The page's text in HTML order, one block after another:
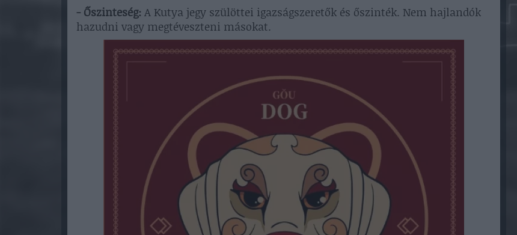
- Őszinteség: A Kutya jegy szülöttei igazságszeretők és őszinték. Nem hajlandók
hazudni vagy megtéveszteni másokat.